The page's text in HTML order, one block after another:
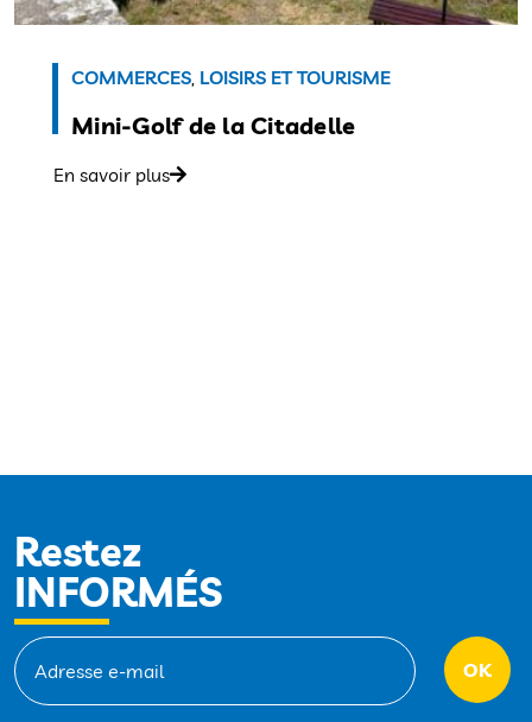
COMMERCES, LOISIRS ET TOURISME
Mini-Golf de la Citadelle
En savoir plus
Restez
INFORMÉS